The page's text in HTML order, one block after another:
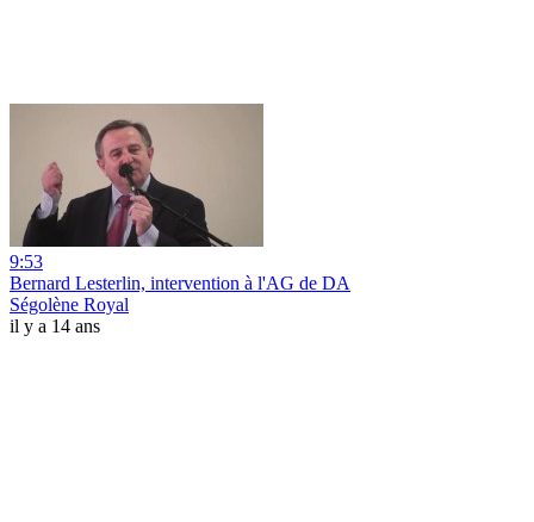
9:53
Bernard Lesterlin, intervention à l'AG de DA
Ségolène Royal
il y a 14 ans